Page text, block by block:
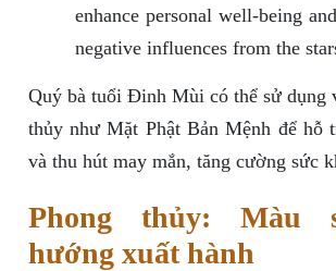
enhance personal well-being
negative influences from the
Quý bà tuổi Đinh Mùi có thể sử dụng
thủy như Mặt Phật Bản Mệnh để hỗ
và thu hút may mắn, tăng cường sức
Phong thủy: Màu
hướng xuất hành